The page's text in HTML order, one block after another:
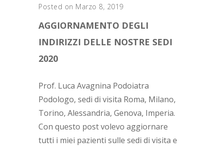
Posted on Marzo 8, 2019
AGGIORNAMENTO DEGLI
INDIRIZZI DELLE NOSTRE SEDI
2020
Prof. Luca Avagnina Podoiatra
Podologo, sedi di visita Roma, Milano,
Torino, Alessandria, Genova, Imperia.
Con questo post volevo aggiornare
tutti i miei pazienti sulle sedi di visita e